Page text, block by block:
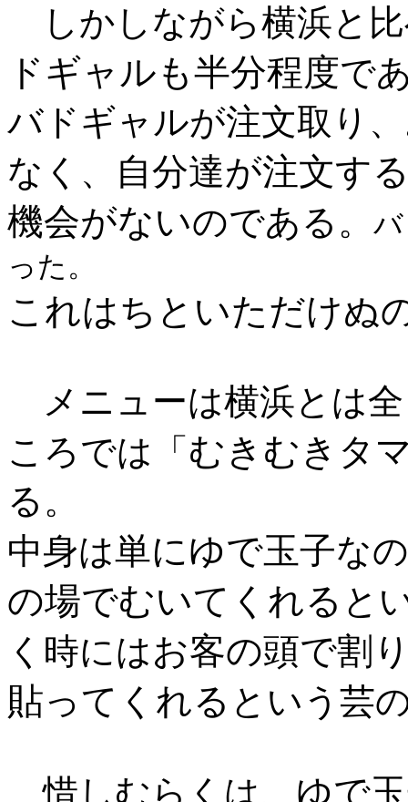
しかしながら横浜と
ドギャルも半分程度で
バドギャルが注文取り
なく、
自分達が注文す
機会がないのである。
った。
これはちといただけぬ
メニューは横浜とは
ころでは「 むきむきタ
る。
中身は単にゆで玉子な
の場でむいてくれる と
く時にはお客の頭で割
貼ってくれる という芸
惜しむらくは、 ゆで